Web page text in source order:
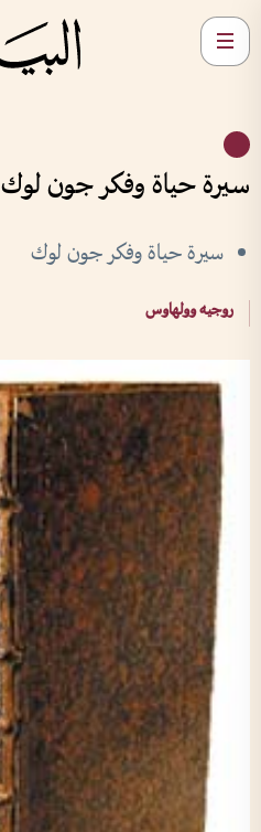
سيرة حياة وفكر جون لوك
سيرة حياة وفكر جون لوك
روجيه وولهاوس